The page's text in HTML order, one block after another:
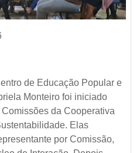
de Educação Popular e
Monteiro foi iniciado
da Cooperativa
Elas
por Comissão,